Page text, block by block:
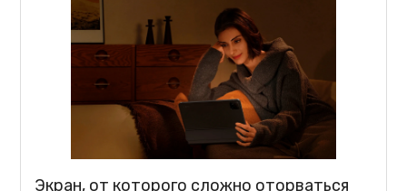
Экран, от которого сложно оторваться